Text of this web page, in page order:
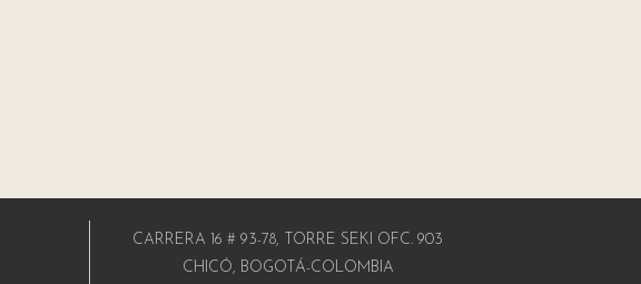
CARRERA 16 # 93-78, TORRE SEKI OFC. 903
CHICÓ, BOGOTÁ-COLOMBIA